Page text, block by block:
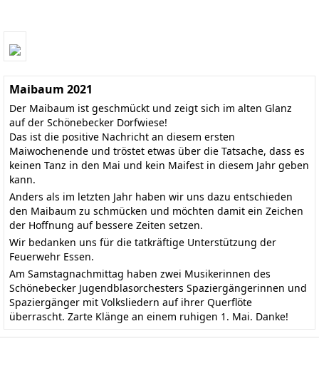
Maibaum 2021
Der Maibaum ist geschmückt und zeigt sich im alten Glanz
auf der Schönebecker Dorfwiese!
Das ist die positive Nachricht an diesem ersten
Maiwochenende und tröstet etwas über die Tatsache, dass es
keinen Tanz in den Mai und kein Maifest in diesem Jahr geben
kann.
Anders als im letzten Jahr haben wir uns dazu entschieden
den Maibaum zu schmücken und möchten damit ein Zeichen
der Hoffnung auf bessere Zeiten setzen.
Wir bedanken uns für die tatkräftige Unterstützung der
Feuerwehr Essen.
Am Samstagnachmittag haben zwei Musikerinnen des
Schönebecker Jugendblasorchesters Spaziergängerinnen und
Spaziergänger mit Volksliedern auf ihrer Querflöte
überrascht. Zarte Klänge an einem ruhigen 1. Mai. Danke!